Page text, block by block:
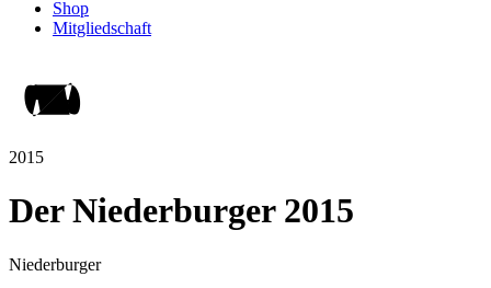
Shop
Mitgliedschaft
2015
Der Niederburger 2015
Niederburger